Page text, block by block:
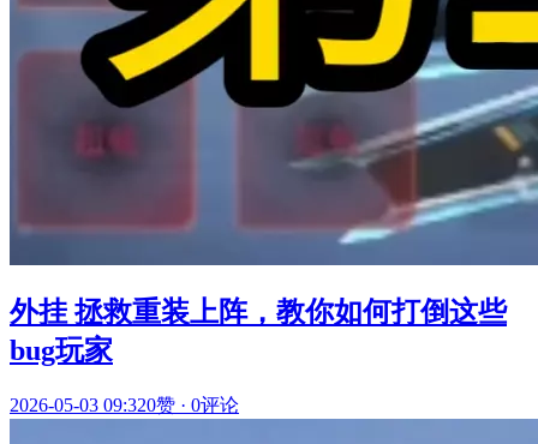
外挂 拯救重装上阵，教你如何打倒这些
bug玩家
2026-05-03 09:320赞 · 0评论